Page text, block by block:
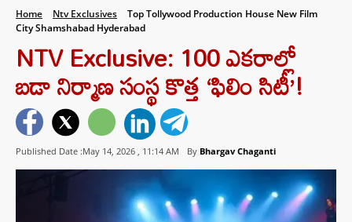
Home Ntv Exclusives
Top Tollywood Production House New Film
City Shamshabad Hyderabad
NTV Exclusive: 100 ఎకరాల్లో
బడా నిర్మాణ సంస్థ కొత్త ‘ఫిలిం సిటీ’!
Published Date :May 14, 2026 , 11:14 AM By Bhargav Chaganti